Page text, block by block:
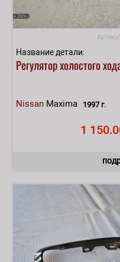
Название детали:
Регулятор холостого
Nissan Maxima 1997 г.
1